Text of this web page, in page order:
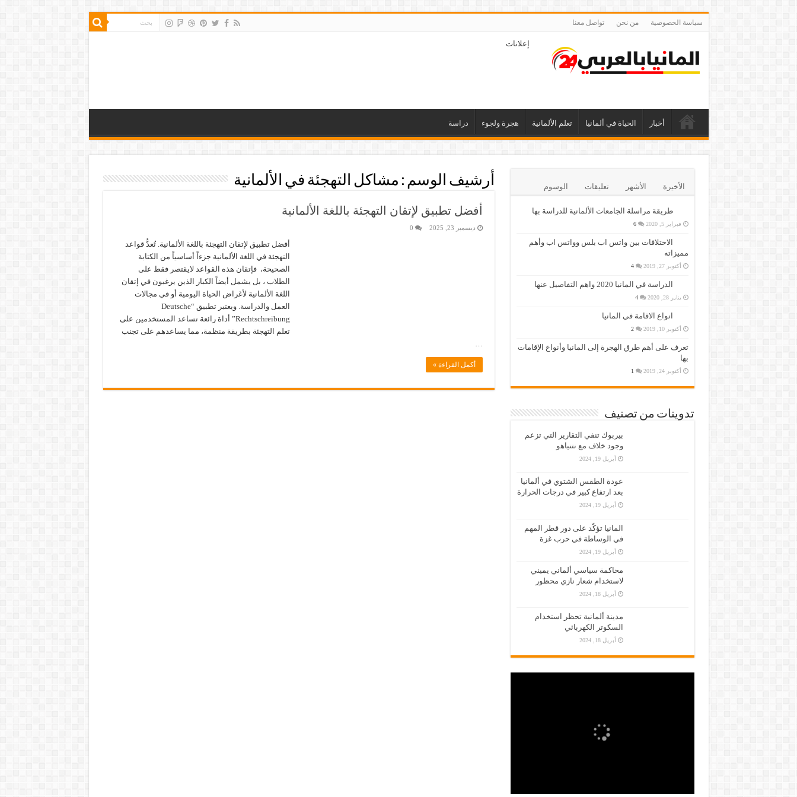
سياسة الخصوصية من نحن تواصل معنا
إعلانات
أخبار الحياة في ألمانيا تعلم الألمانية هجرة ولجوء دراسة
أرشيف الوسم : مشاكل التهجئة في الألمانية
أفضل تطبيق لإتقان التهجئة باللغة الألمانية
ديسمبر 23, 2025 0
أفضل تطبيق لإتقان التهجئة باللغة الألمانية. تُعدُّ قواعد
التهجئة في اللغة الألمانية جزءاً أساسياً من الكتابة
الصحيحة، فإتقان هذه القواعد لايقتصر فقط على
الطلاب ، بل يشمل أيضاً الكبار الذين يرغبون في إتقان
اللغة الألمانية لأغراض الحياة اليومية أو في مجالات
العمل والدراسة. ويعتبر تطبيق “Deutsche
Rechtschreibung” أداة رائعة تساعد المستخدمين على
تعلم التهجئة بطريقة منظمة، مما يساعدهم على تجنب
…
أكمل القراءة »
الأخيرة الأشهر تعليقات الوسوم
طريقة مراسلة الجامعات الألمانية للدراسة بها
فبراير 5, 2020 6
الاختلافات بين واتس اب بلس وواتس اب وأهم
مميزاته
أكتوبر 27, 2019 4
الدراسة في المانيا 2020 واهم التفاصيل عنها
يناير 28, 2020 4
انواع الاقامة في المانيا
أكتوبر 10, 2019 2
تعرف على أهم طرق الهجرة إلى المانيا وأنواع الإقامات
بها
أكتوبر 24, 2019 1
تدوينات من تصنيف
بيربوك تنفي التقارير التي تزعم
وجود خلاف مع نتنياهو
أبريل 19, 2024
عودة الطقس الشتوي في ألمانيا
بعد ارتفاع كبير في درجات الحرارة
أبريل 19, 2024
المانيا تؤكّد على دور قطر المهم
في الوساطة في حرب غزة
أبريل 19, 2024
محاكمة سياسي ألماني يميني
لاستخدام شعار نازي محظور
أبريل 18, 2024
مدينة ألمانية تحظر استخدام
السكوتر الكهربائي
أبريل 18, 2024